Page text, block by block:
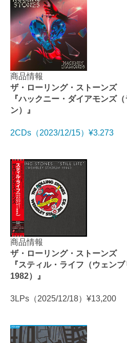
商品情報
ザ・ローリング・ストーンズ
『ハックニー・ダイアモンズ
ン）』
2CDs（2023/12/15）¥3.273
商品情報
ザ・ローリング・ストーンズ
『スティル・ライフ（ウェン
1982）』
3LPs（2025/12/18）¥13,200